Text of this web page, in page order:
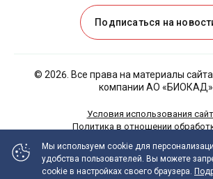
Подписаться на
© 2026. Все права на материалы
компании АО «БИОКАД»
Условия использования
Политика в отношении
ИНФОРМАЦИЯ НА ДАННОМ САЙТЕ
Мы используем cookie для
удобства пользователей. Вы можете
cookie в настройках своего браузера.